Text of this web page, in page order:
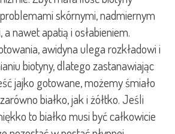
skórnymi, nadmiernym
nawet apatią i osłabieniem.
awidyna ulega rozkładowi i
biotyny, dlatego zastanawiając
jajko gotowane, możemy śmiało
białko, jak i żółtko. Jeśli
to białko musi być całkowicie